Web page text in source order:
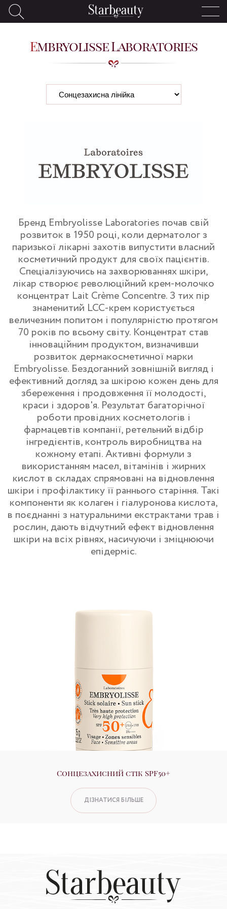
Embryolisse Laboratories
Бренд Embryolisse Laboratories почав свій
розвиток в 1950 році, коли дерматолог з
паризької лікарні захотів випустити власний
косметичний продукт для своїх пацієнтів.
Спеціалізуючись на захворюваннях шкіри,
лікар створює революційний крем-молочко
концентрат Lait Crème Concentre. З тих пір
знаменитий LCC-крем користується
величезним попитом і популярністю протягом
70 років по всьому світу. Концентрат став
інноваційним продуктом, визначивши
розвиток дермакосметичної марки
Embryolisse. Бездоганний зовнішній вигляд і
ефективний догляд за шкірою кожен день для
збереження і продовження її молодості,
краси і здоров'я. Результат багаторічної
роботи провідних косметологів і
фармацевтів компанії, ретельний відбір
інгредієнтів, контроль виробництва на
кожному етапі. Активні формули з
використанням масел, вітамінів і жирних
кислот в складах спрямовані на відновлення
шкіри і профілактику її раннього старіння. Такі
компоненти як колаген і гіалуронова кислота,
в поєднанні з натуральними екстрактами трав і
рослин, дають відчутний ефект відновлення
шкіри на всіх рівнях, насичуючи і зміцнюючи
епідерміс.
Сонцезахисний стік SPF50+
ДІЗНАТИСЯ БІЛЬШЕ